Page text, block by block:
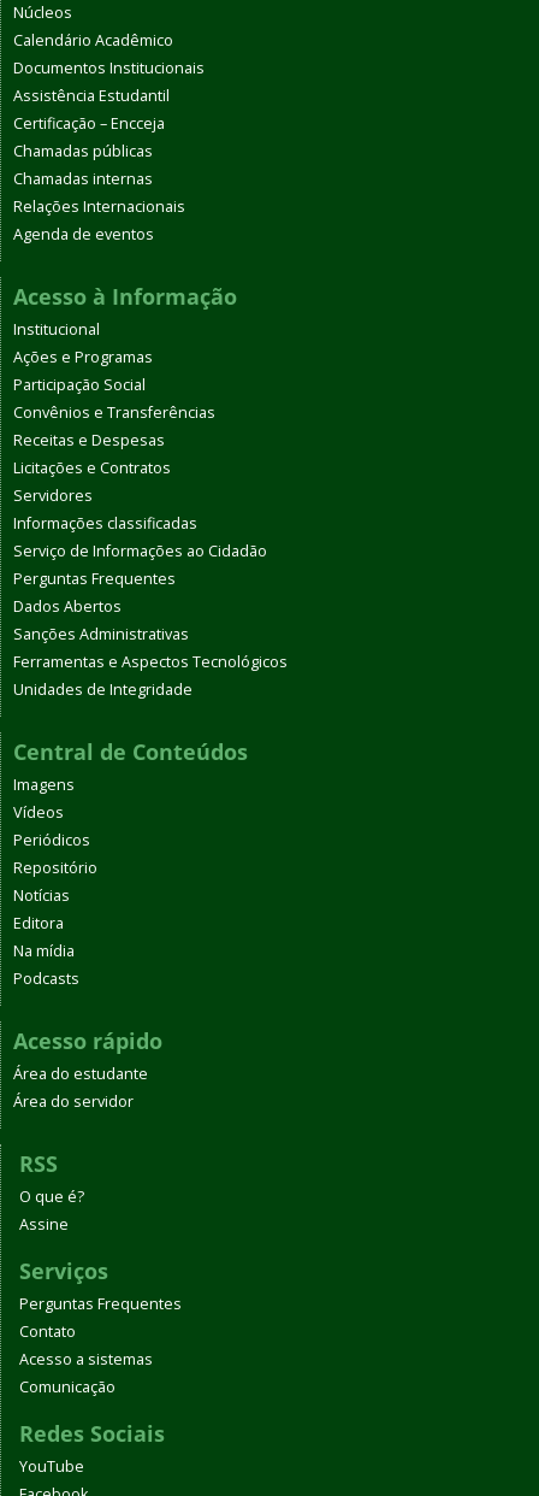
Núcleos
Calendário Acadêmico
Documentos Institucionais
Assistência Estudantil
Certificação – Encceja
Chamadas públicas
Chamadas internas
Relações Internacionais
Agenda de eventos
Acesso à Informação
Institucional
Ações e Programas
Participação Social
Convênios e Transferências
Receitas e Despesas
Licitações e Contratos
Servidores
Informações classificadas
Serviço de Informações ao Cidadão
Perguntas Frequentes
Dados Abertos
Sanções Administrativas
Ferramentas e Aspectos Tecnológicos
Unidades de Integridade
Central de Conteúdos
Imagens
Vídeos
Periódicos
Repositório
Notícias
Editora
Na mídia
Podcasts
Acesso rápido
Área do estudante
Área do servidor
RSS
O que é?
Assine
Serviços
Perguntas Frequentes
Contato
Acesso a sistemas
Comunicação
Redes Sociais
YouTube